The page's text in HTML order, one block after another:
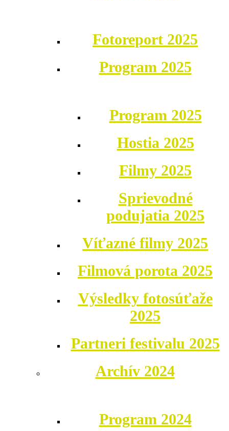
Fotoreport 2025
Program 2025
Program 2025
Hostia 2025
Filmy 2025
Sprievodné
podujatia 2025
Víťazné filmy 2025
Filmová porota 2025
Výsledky fotosúťaže
2025
Partneri festivalu 2025
Archív 2024
Program 2024